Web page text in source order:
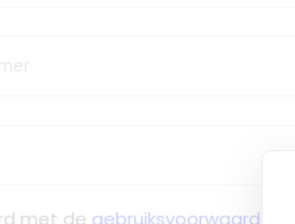
met de gebruiksvoorwaarden